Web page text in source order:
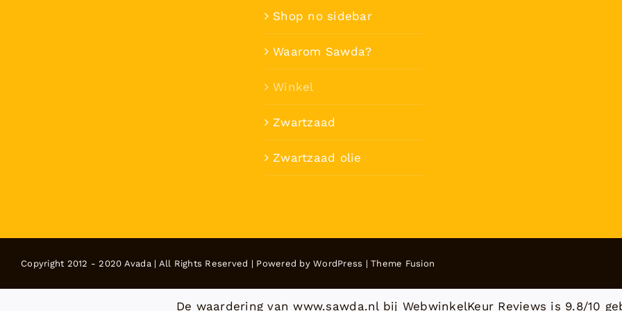
Shop no sidebar
Waarom Sawda?
Winkel
Zwartzaad
Zwartzaad olie
Copyright 2012 - 2020 Avada | All Rights Reserved | Powered byWordPress |Theme Fusion
De waardering van www.sawda.nl bij WebwinkelKeur Reviews is 9.8/10